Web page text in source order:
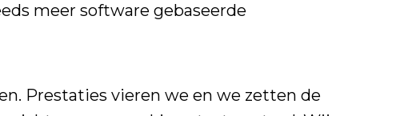
meer software gebaseerde
Prestaties vieren we en we zetten de